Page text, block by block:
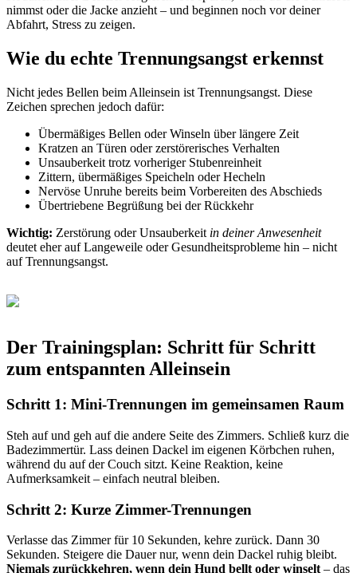
nimmst oder die Jacke anzieht – und beginnen noch vor deiner
Abfahrt, Stress zu zeigen.
Wie du echte Trennungsangst erkennst
Nicht jedes Bellen beim Alleinsein ist Trennungsangst. Diese
Zeichen sprechen jedoch dafür:
Übermäßiges Bellen oder Winseln über längere Zeit
Kratzen an Türen oder zerstörerisches Verhalten
Unsauberkeit trotz vorheriger Stubenreinheit
Zittern, übermäßiges Speicheln oder Hecheln
Nervöse Unruhe bereits beim Vorbereiten des Abschieds
Übertriebene Begrüßung bei der Rückkehr
Wichtig: Zerstörung oder Unsauberkeit in deiner Anwesenheit
deutet eher auf Langeweile oder Gesundheitsprobleme hin – nicht
auf Trennungsangst.
Der Trainingsplan: Schritt für Schritt
zum entspannten Alleinsein
Schritt 1: Mini-Trennungen im gemeinsamen Raum
Steh auf und geh auf die andere Seite des Zimmers. Schließ kurz die
Badezimmertür. Lass deinen Dackel im eigenen Körbchen ruhen,
während du auf der Couch sitzt. Keine Reaktion, keine
Aufmerksamkeit – einfach neutral bleiben.
Schritt 2: Kurze Zimmer-Trennungen
Verlasse das Zimmer für 10 Sekunden, kehre zurück. Dann 30
Sekunden. Steigere die Dauer nur, wenn dein Dackel ruhig bleibt.
Niemals zurückkehren, wenn dein Hund bellt oder winselt– das